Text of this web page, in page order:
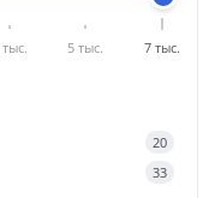
5 тыс. 7 тыс.
20
33